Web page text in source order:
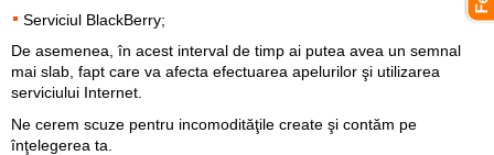
Serviciul BlackBerry;
De asemenea, în acest interval de timp ai putea avea un semnal
mai slab, fapt care va afecta efectuarea apelurilor şi utilizarea
serviciului Internet.
Ne cerem scuze pentru incomodităţile create şi contăm pe
înţelegerea ta.